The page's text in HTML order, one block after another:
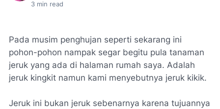
3 min read
Pada musim penghujan seperti sekarang ini
pohon-pohon nampak segar begitu pula tanaman
jeruk yang ada di halaman rumah saya. Adalah
jeruk kingkit namun kami menyebutnya jeruk kikik.
Jeruk ini bukan jeruk sebenarnya karena tujuannya